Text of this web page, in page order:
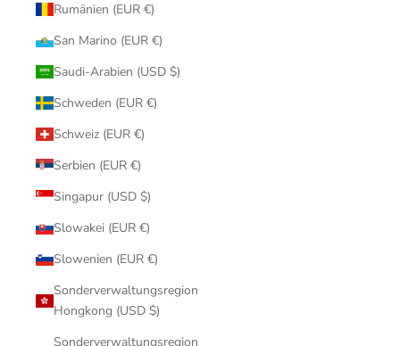
Rumänien (EUR €)
San Marino (EUR €)
Saudi-Arabien (USD $)
Schweden (EUR €)
Schweiz (EUR €)
Serbien (EUR €)
Singapur (USD $)
Slowakei (EUR €)
Slowenien (EUR €)
Sonderverwaltungsregion
Hongkong (USD $)
Sonderverwaltungsregion